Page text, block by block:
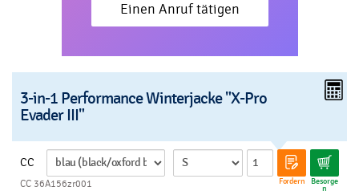
Einen Anruf tätigen
3-in-1 Performance Winterjacke "X-Pro
Evader III"
CC
Fordern Besorge
n
CC 36A156zr001